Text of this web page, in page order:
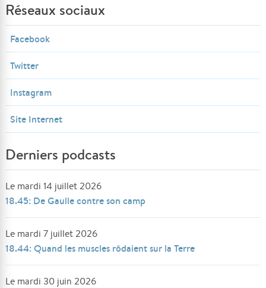
Réseaux sociaux
Facebook
Twitter
Instagram
Site Internet
Derniers podcasts
Le mardi 14 juillet 2026
18.45: De Gaulle contre son camp
Le mardi 7 juillet 2026
18.44: Quand les muscles rôdaient sur la Terre
Le mardi 30 juin 2026